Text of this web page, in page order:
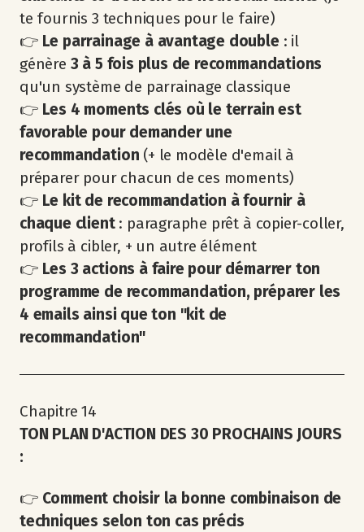
te fournis 3 techniques pour le faire)
👉 Le parrainage à avantage double : il
génère 3 à 5 fois plus de recommandations
qu'un système de parrainage classique
👉 Les 4 moments clés où le terrain est
favorable pour demander une
recommandation (+ le modèle d'email à
préparer pour chacun de ces moments)
👉 Le kit de recommandation à fournir à
chaque client: paragraphe prêt à copier-coller,
profils à cibler, + un autre élément
👉 Les 3 actions à faire pour démarrer ton
programme de recommandation, préparer les
4 emails ainsi que ton "kit de
recommandation"
Chapitre 14
TON PLAN D'ACTION DES 30 PROCHAINS JOURS
:
👉 Comment choisir la bonne combinaison de
techniques selon ton cas précis